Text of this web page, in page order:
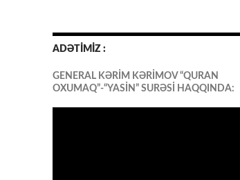
ADƏTİMİZ :
GENERAL KƏRİM KƏRİMOV “QURAN
OXUMAQ”-“YASİN” SURƏSİ HAQQINDA: